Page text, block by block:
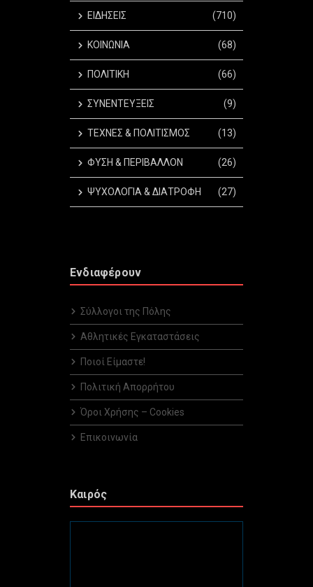
ΕΙΔΗΣΕΙΣ (710)
ΚΟΙΝΩΝΙΑ (68)
ΠΟΛΙΤΙΚΗ (66)
ΣΥΝΕΝΤΕΥΞΕΙΣ (9)
ΤΕΧΝΕΣ & ΠΟΛΙΤΙΣΜΟΣ (13)
ΦΥΣΗ & ΠΕΡΙΒΑΛΛΟΝ (26)
ΨΥΧΟΛΟΓΙΑ & ΔΙΑΤΡΟΦΗ (27)
Ενδιαφέρουν
Σύλλογοι της Πόλης
Αθλητικές Εγκαταστάσεις
Ποιοί Είμαστε!
Πολιτική Απορρήτου
Όροι Χρήσης – Cookies
Επικοινωνία
Καιρός